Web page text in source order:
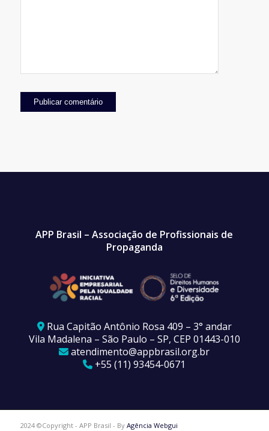
APP Brasil – Associação de Profissionais de
Propaganda
Rua Capitão Antônio Rosa 409 – 3° andar
Vila Madalena – São Paulo – SP, CEP 01443-010
atendimento@appbrasil.org.br
+55 (11) 93454-0671
2024 ©Copyright - APP Brasil - By Agência Webgui